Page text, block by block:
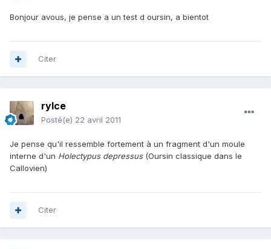
Bonjour avous, je pense a un test d oursin, a bientot
Citer
rylce
Posté(e) 22 avril 2011
Je pense qu'il ressemble fortement à un fragment d'un moule
interne d'un Holectypus depressus(Oursin classique dans le
Callovien)
Citer